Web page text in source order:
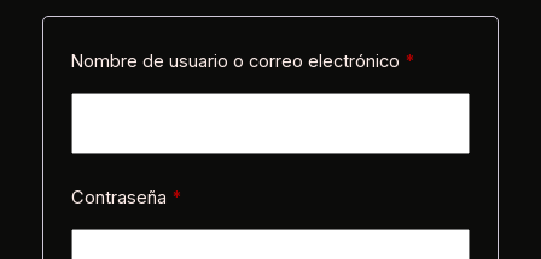
Nombre de usuario o correo electrónico *Obligatorio
Contraseña *Obligatorio